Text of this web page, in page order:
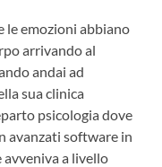
le emozioni abbiano
arrivando al
andai ad
sua clinica
psicologia dove
avanzati software in
a livello